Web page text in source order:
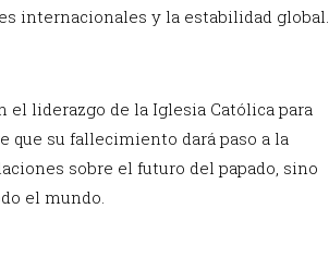
internacionales y la estabilidad global.
liderazgo de la Iglesia Católica para
que su fallecimiento dará paso a la
sobre el futuro del papado, sino
el mundo.